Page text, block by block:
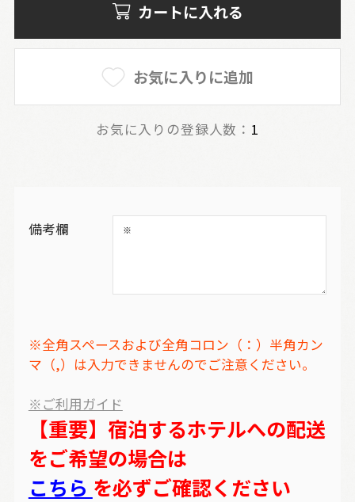
カートに入れる
お気に入りに追加
お気に入りの登録人数： 1
備考欄
※全角スペースおよび全角コロン（：）半角カン
マ（,）は入力できませんのでご注意ください。
※ご利用ガイド
【重要】宿泊するホテルへの配送
をご希望の場合は
こちら を必ずご確認ください